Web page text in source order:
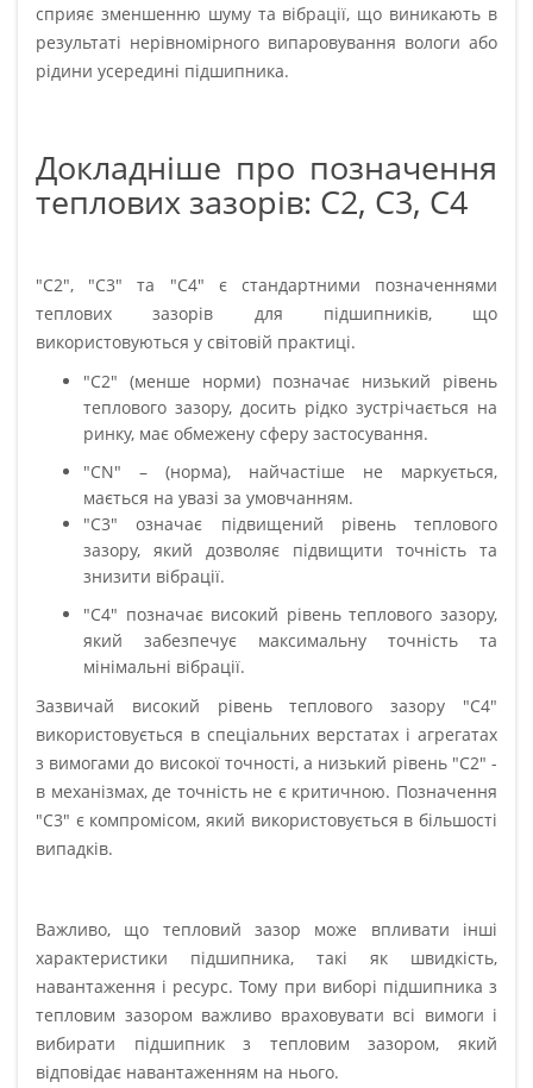
сприяє зменшенню шуму та вібрації, що виникають в
результаті нерівномірного випаровування вологи або
рідини усередині підшипника.
Докладніше про позначення
теплових зазорів: C2, C3, C4
"C2", "C3" та "C4" є стандартними позначеннями
теплових зазорів для підшипників, що
використовуються у світовій практиці.
"C2" (менше норми) позначає низький рівень
теплового зазору, досить рідко зустрічається на
ринку, має обмежену сферу застосування.
"CN" – (норма), найчастіше не маркується,
мається на увазі за умовчанням.
"C3" означає підвищений рівень теплового
зазору, який дозволяє підвищити точність та
знизити вібрації.
"C4" позначає високий рівень теплового зазору,
який забезпечує максимальну точність та
мінімальні вібрації.
Зазвичай високий рівень теплового зазору "C4"
використовується в спеціальних верстатах і агрегатах
з вимогами до високої точності, а низький рівень "C2" -
в механізмах, де точність не є критичною. Позначення
"C3" є компромісом, який використовується в більшості
випадків.
Важливо, що тепловий зазор може впливати інші
характеристики підшипника, такі як швидкість,
навантаження і ресурс. Тому при виборі підшипника з
тепловим зазором важливо враховувати всі вимоги і
вибирати підшипник з тепловим зазором, який
відповідає навантаженням на нього.